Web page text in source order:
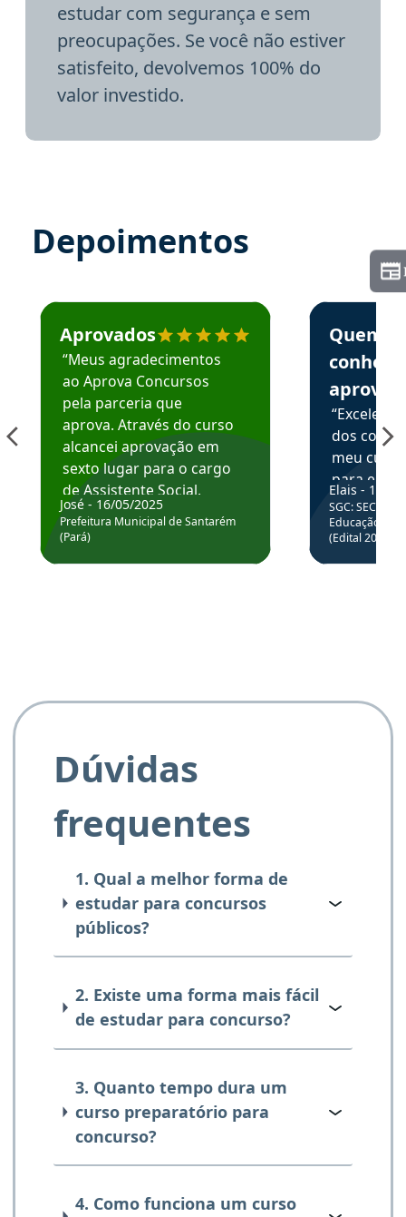
estudar com segurança e sem
preocupações. Se você não estiver
satisfeito, devolvemos 100% do
valor investido.
Depoimentos
Estudante José recomenda o Aprova Concursos em
Aprovados
“Meus agradecimentos
ao Aprova Concursos
pela parceria que
aprova. Através do curso
alcancei aprovação em
sexto lugar para o cargo
de Assistente Social.
Hoje estou atuando na
Prefeitura de Santarém.
José - 16/05/2025
Prefeitura Municipal de Santarém
(Pará)
Estudante
Quem
aprova
dos
meu
para
colocar
através
de
Elais - 15/
SGC: SEC BA
Educação
(Edital
Dúvidas
frequentes
1. Qual a melhor forma de
estudar para concursos
públicos?
2. Existe uma forma mais fácil
de estudar para concurso?
3. Quanto tempo dura um
curso preparatório para
concurso?
4. Como funciona um curso